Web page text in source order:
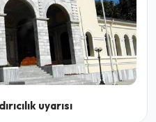
uyarısı